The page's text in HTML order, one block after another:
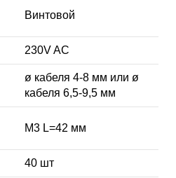
Винтовой
230V AC
ø кабеля 4-8 мм или ø
кабеля 6,5-9,5 мм
М3 L=42 мм
40 шт